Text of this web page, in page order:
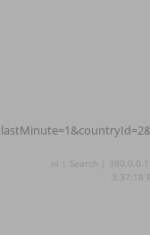
nl | Search |
3:37:18